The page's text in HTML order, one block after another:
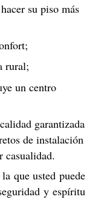
su piso más
rural;
un centro
garantizada
de instalación
casualidad.
que usted puede
y espíritu